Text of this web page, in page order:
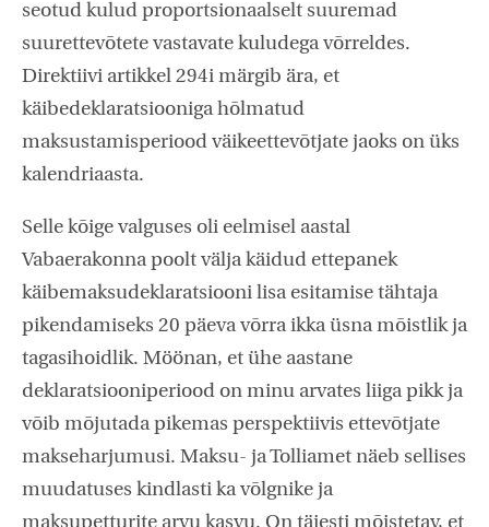
seotud kulud proportsionaalselt suuremad
suurettevõtete vastavate kuludega võrreldes.
Direktiivi artikkel 294i märgib ära, et
käibedeklaratsiooniga hõlmatud
maksustamisperiood väikeettevõtjate jaoks on üks
kalendriaasta.
Selle kõige valguses oli eelmisel aastal
Vabaerakonna poolt välja käidud ettepanek
käibemaksudeklaratsiooni lisa esitamise tähtaja
pikendamiseks 20 päeva võrra ikka üsna mõistlik ja
tagasihoidlik. Möönan, et ühe aastane
deklaratsiooniperiood on minu arvates liiga pikk ja
võib mõjutada pikemas perspektiivis ettevõtjate
makseharjumusi. Maksu- ja Tolliamet näeb sellises
muudatuses kindlasti ka võlgnike ja